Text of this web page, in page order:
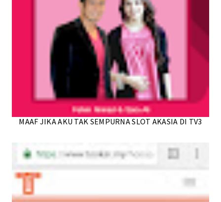
MAAF JIKA AKU TAK SEMPURNA SLOT AKASIA DI TV3